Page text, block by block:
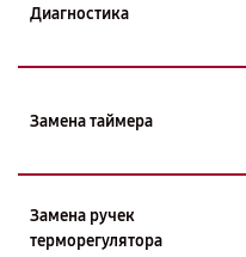
Диагностика
Замена таймера
Замена ручек
терморегулятора